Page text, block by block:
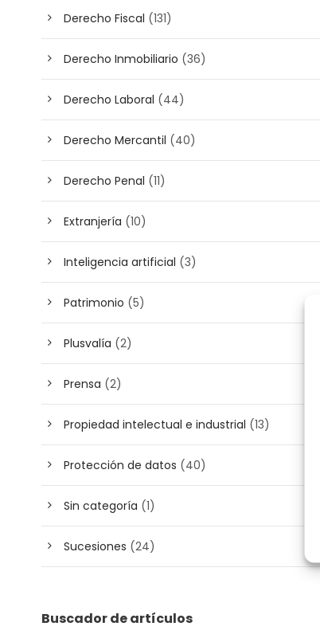
Derecho Fiscal (131)
Derecho Inmobiliario (36)
Derecho Laboral (44)
Derecho Mercantil (40)
Derecho Penal (11)
Extranjería (10)
Inteligencia artificial (3)
Patrimonio (5)
Plusvalía (2)
Prensa (2)
Propiedad intelectual e industrial (13)
Protección de datos (40)
Sin categoría (1)
Sucesiones (24)
Buscador de artículos